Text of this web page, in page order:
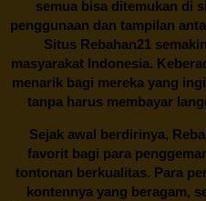
semua bisa ditemukan di
penggunaan dan tampilan
Situs Rebahan21
masyarakat Indonesia.
menarik bagi mereka yang
tanpa harus membayar
Sejak awal berdirinya,
favorit bagi para
tontonan berkualitas. Para
kontennya yang beragam,